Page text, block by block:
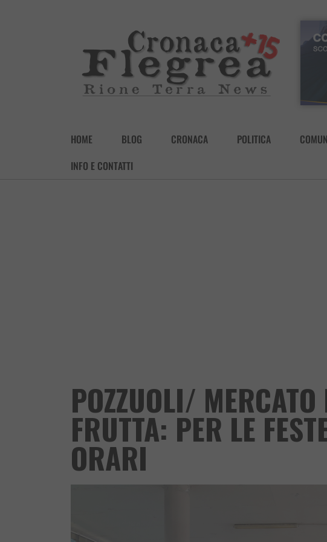
HOME BLOG CRONACA POLITICA
INFO E CONTATTI
POZZUOLI/ MERCATO
FRUTTA: PER LE
ORARI